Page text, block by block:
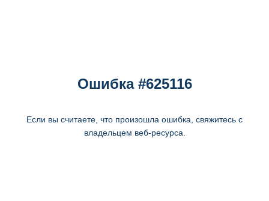
Ошибка #625116
Если вы считаете, что произошла ошибка, свяжитесь с
владельцем веб-ресурса.